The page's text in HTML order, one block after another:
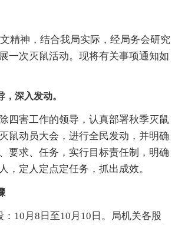
神，结合我局实际，经局务会研究
一次灭鼠活动。现将有关事项通知如
，深入发动。
害工作的领导，认真部署秋季灭鼠
鼠动员大会，进行全民发动，并明确
要求、任务，实行目标责任制，明确
，定人定点定任务，抓出成效。
10月8日至10月10日。局机关各股